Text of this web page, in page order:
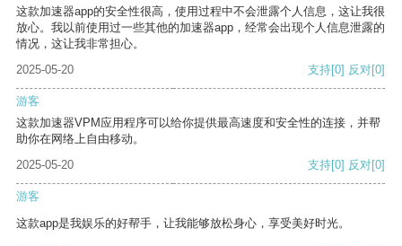
这款加速器app的安全性很高，使用过程中不会泄露个人信息，这让我很
放心。我以前使用过一些其他的加速器app，经常会出现个人信息泄露的
情况，这让我非常担心。
2025-05-20
支持[0] 反对[0]
游客
这款加速器VPM应用程序可以给你提供最高速度和安全性的连接，并帮
助你在网络上自由移动。
2025-05-20
支持[0] 反对[0]
游客
这款app是我娱乐的好帮手，让我能够放松身心，享受美好时光。